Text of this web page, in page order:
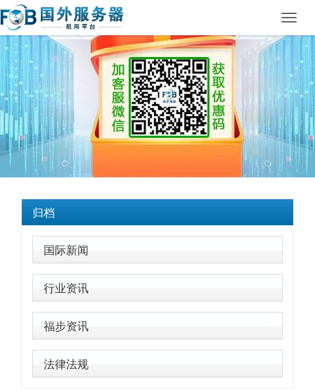
归档
国际新闻
行业资讯
福步资讯
法律法规